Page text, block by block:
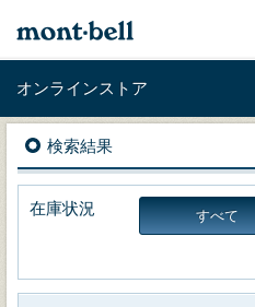
オンラインストア
検索結果
在庫状況 すべて